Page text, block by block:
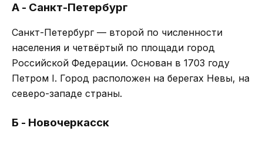
А - Санкт-Петербург
Санкт-Петербург — второй по численности
населения и четвёртый по площади город
Российской Федерации. Основан в 1703 году
Петром I. Город расположен на берегах Невы, на
северо-западе страны.
Б - Новочеркасск